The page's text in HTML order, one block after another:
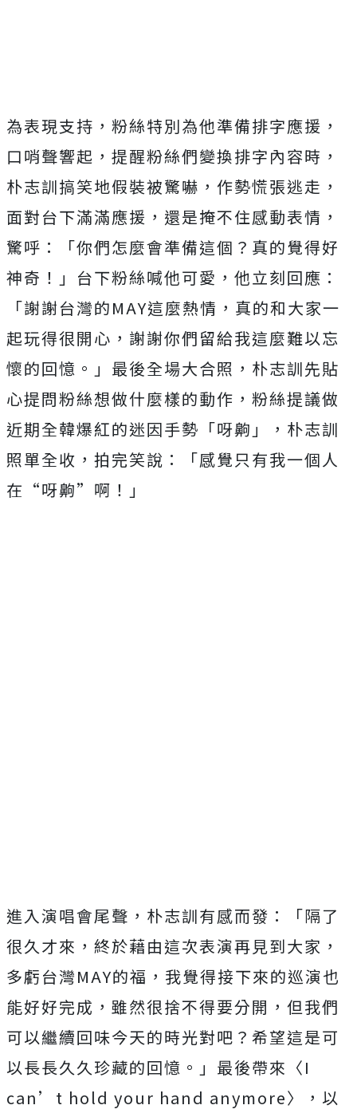
為表現支持，粉絲特別為他準備排字應援，
口哨聲響起， 提醒粉絲們變換排字內容時，
朴志訓搞笑地假裝被驚嚇， 作勢慌張逃走，
面對台下滿滿應援，還是掩不住感動表情，
驚呼：「你們怎麼會準備這個？真的覺得好
神奇！」台下粉絲喊他可愛， 他立刻回應：
「謝謝台灣的MAY這麼熱情， 真的和大家一
起玩得很開心，謝謝你們留給我這麼難以忘
懷的回憶。 」最後全場大合照，朴志訓先貼
心提問粉絲想做什麼樣的動作， 粉絲提議做
近期全韓爆紅的迷因手勢「呀齁」，朴志訓
照單全收， 拍完笑說：「感覺只有我一個人
在“呀齁”啊！」
進入演唱會尾聲，朴志訓有感而發：「隔了
很久才來， 終於藉由這次表演再見到大家，
多虧台灣MAY的福， 我覺得接下來的巡演也
能好好完成，雖然很捨不得要分開， 但我們
可以繼續回味今天的時光對吧？ 希望這是可
以長長久久珍藏的回憶。」最後帶來〈I
can’t hold your hand anymore〉，以